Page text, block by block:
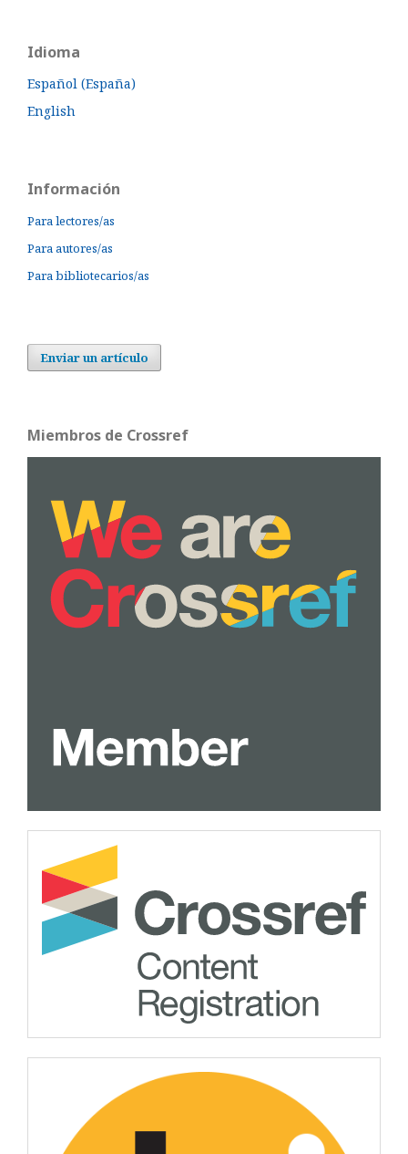
Idioma
Español (España)
English
Información
Para lectores/as
Para autores/as
Para bibliotecarios/as
Enviar un artículo
Miembros de Crossref